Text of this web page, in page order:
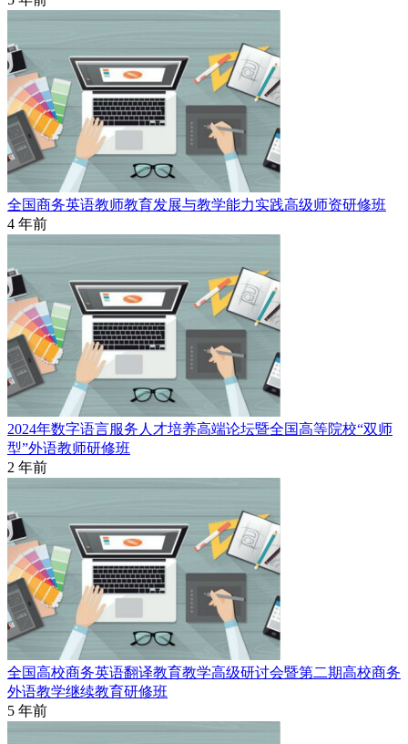
全国商务英语教师教育发展与教学能力实践高级师资研修班
4 年前
2024年数字语言服务人才培养高端论坛暨全国高等院校“双师
型”外语教师研修班
2 年前
全国高校商务英语翻译教育教学高级研讨会暨第二期高校商务
外语教学继续教育研修班
5 年前